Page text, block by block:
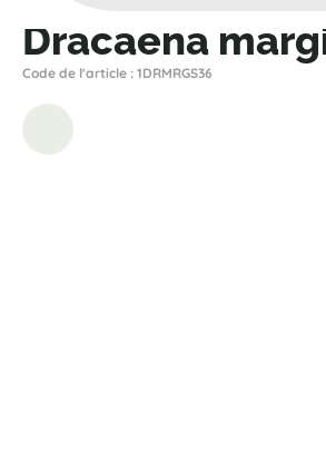
Dracaena
Code de l'article : 1DRMRGS36